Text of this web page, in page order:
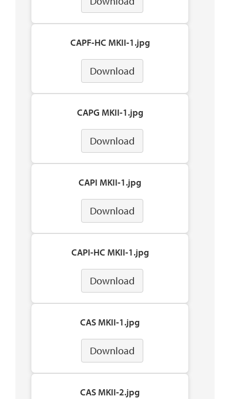
CAPF-HC MKII-1.jpg
Download
CAPG MKII-1.jpg
Download
CAPI MKII-1.jpg
Download
CAPI-HC MKII-1.jpg
Download
CAS MKII-1.jpg
Download
CAS MKII-2.jpg